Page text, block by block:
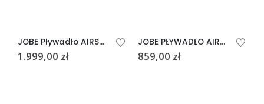
JOBE Pływadło AIRSTREAM 4P
1.999,00 zł
JOBE PŁYWADŁO AIRSTREAM 2P
859,00 zł